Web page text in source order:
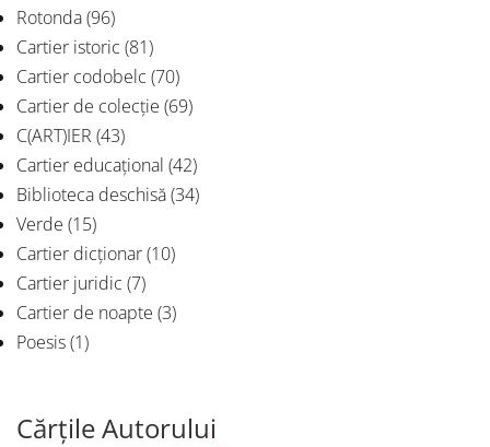
Rotonda(96)
Cartier istoric (81)
Cartier codobelc (70)
Cartier de colecție (69)
C(ART)IER (43)
Cartier educațional (42)
Biblioteca deschisă(34)
Verde (15)
Cartier dicționar(10)
Cartier juridic (7)
Cartier de noapte (3)
Poesis(1)
Cărțile Autorului